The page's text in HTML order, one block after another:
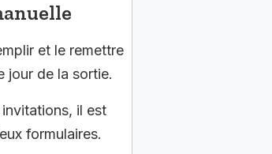
et le remettre
jour de la sortie.
il est
formulaires.